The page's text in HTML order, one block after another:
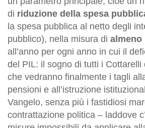
di riduzione della spesa
la spesa pubblica al netto degli
pubblico), nella misura di almeno
all’anno per ogni anno in cui il
del PIL: il sogno di tutti i Cottarelli
che vedranno finalmente i tagli
pensioni e all’istruzione
Vangelo, senza più i fastidiosi
contrattazione politica – laddove